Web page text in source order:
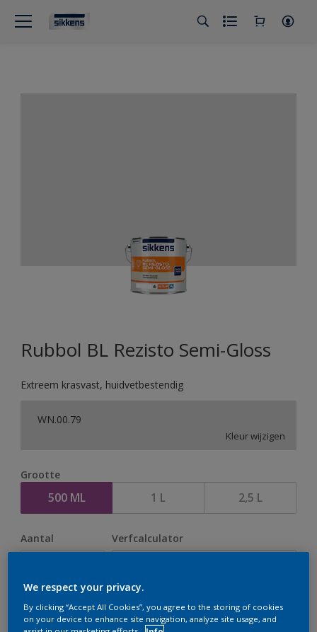
Rubbol BL Rezisto Semi-Gloss
Extreem krasvast, huidvetbestendig
WN.00.79
Kleur wijzigen
Grootte
500 ML 1 L 2,5 L
Aantal Verfcalculator
Op dit moment is het niet mogelijk dit product online
We respect your privacy.
By clicking “Accept All Cookies”, you agree to the storing of cookies
on your device to enhance site navigation, analyze site usage, and